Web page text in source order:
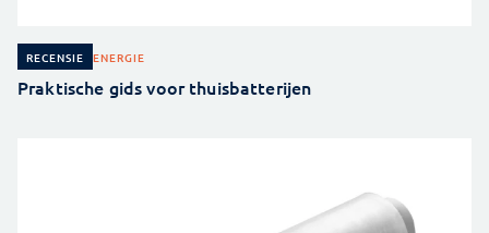
RECENSIE ENERGIE
Praktische gids voor thuisbatterijen